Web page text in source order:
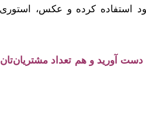
استفاده کرده و عکس، استوری
آورید و هم تعداد مشتریان‌تان